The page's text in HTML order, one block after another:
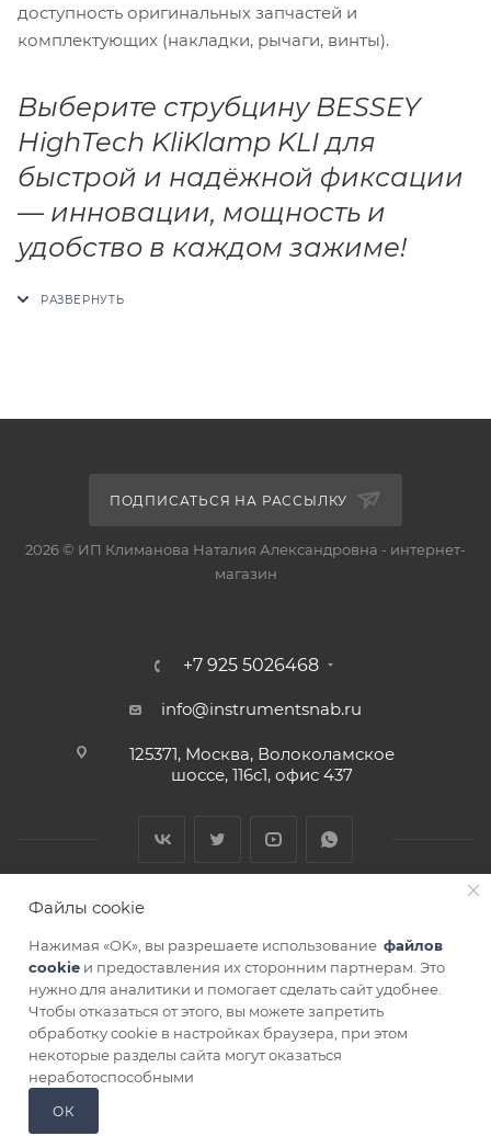
В КОРЗИНУ
доступность оригинальных запчастей и
комплектующих (накладки, рычаги, винты).
Выберите струбцину BESSEY
HighTech KliKlamp KLI для
быстрой и надёжной фиксации
— инновации, мощность и
удобство в каждом зажиме!
ПОДПИСАТЬСЯ НА РАССЫЛКУ
2026 © ИП Климанова Наталия Александровна - интернет-
магазин
+7 925 5026468
info@instrumentsnab.ru
125371, Москва, Волоколамское
шоссе, 116с1, офис 437
СОГЛАСИЕ НА ОБРАБОТКУ ПЕРСОНАЛЬНЫХ ДАННЫХ
Файлы cookie
Нажимая «OK», вы разрешаете использование файлов
cookie и предоставления их сторонним партнерам. Это
нужно для аналитики и помогает сделать сайт удобнее.
Чтобы отказаться от этого, вы можете запретить
обработку cookie в настройках браузера, при этом
некоторые разделы сайта могут оказаться
неработоспособными
ОК